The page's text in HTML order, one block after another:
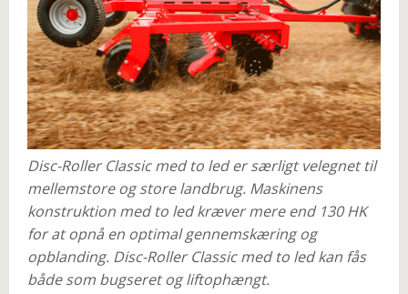
Disc-Roller Classic med to led er særligt velegnet til
mellemstore og store landbrug. Maskinens
konstruktion med to led kræver mere end 130 HK
for at opnå en optimal gennemskæring og
opblanding. Disc-Roller Classic med to led kan fås
både som bugseret og liftophængt.